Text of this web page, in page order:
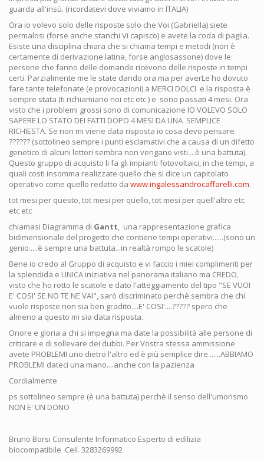
guarda all'insù. (ricordatevi dove viviamo in ITALIA)
Ora io volevo solo delle risposte solo che Voi (Gabriella) siete
permalosi (forse anche stanchi Vi capisco) e avete la coda di paglia.
Esiste una disciplina chiara che si chiama tempi e metodi (non è
certamente di derivazione latina, forse anglosassone) dove le
persone che fanno delle domande ricevono delle risposte in tempi
certi. Parzialmente me le state dando ora ma per averLe ho dovuto
fare tante telefonate (e provocazioni) a MERCI DOLCI e la risposta è
sempre stata (ti richiamiano noi etc etc ) e sono passati 4 mesi. Ora
visto che i problemi grossi sono di comunicazione IO VOLEVO SOLO
SAPERE LO STATO DEI FATTI DOPO 4 MESI DA UNA SEMPLICE
RICHIESTA. Se non mi viene data risposta io cosa devo pensare
?????? (sottolineo sempre i punti esclamativi che a causa di un difetto
genetico di alcuni lettori sembra non vengano visti....è una battuta).
Questo gruppo di acquisto li fa gli impianti fotovoltaici, in che tempi, a
quali costi insomma realizzate quello che si dice un capitolato
operativo come quello redatto da www.ingalessandrocaffarelli.com.
tot mesi per questo, tot mesi per quello, tot mesi per quell'altro etc
etc etc
chiamasi Diagramma di Gantt , una rappresentazione grafica
bidimensionale del progetto che contiene tempi operativi......(sono un
genio.....è sempre una battuta...in realtà rompo le scatole)
Bene io credo al Gruppo di acquisto e vi faccio i miei complimenti per
la splendida e UNICA iniziativa nel panorama italiano ma CREDO,
visto che ho rotto le scatole e dato l'atteggiamento del tipo "SE VUOI
E' COSI' SE NO TE NE VAI", sarò discriminato perchè sembra che chi
vuole risposte non sia ben gradito....E' COSI'....????? spero che
almeno a questo mi sia data risposta.
Onore e gloria a chi si impegna ma date la possibilità alle persone di
criticare e di sollevare dei dubbi. Per Vostra stessa ammissione
avete PROBLEMI uno dietro l'altro ed è più semplice dire ......ABBIAMO
PROBLEMI dateci una mano....anche con la pazienza
Cordialmente
ps sottolineo sempre (è una battuta) perchè il senso dell'umorismo
NON E' UN DONO
Bruno Borsi Consulente Informatico Esperto di edilizia
biocompatibile Cell. 3283269992